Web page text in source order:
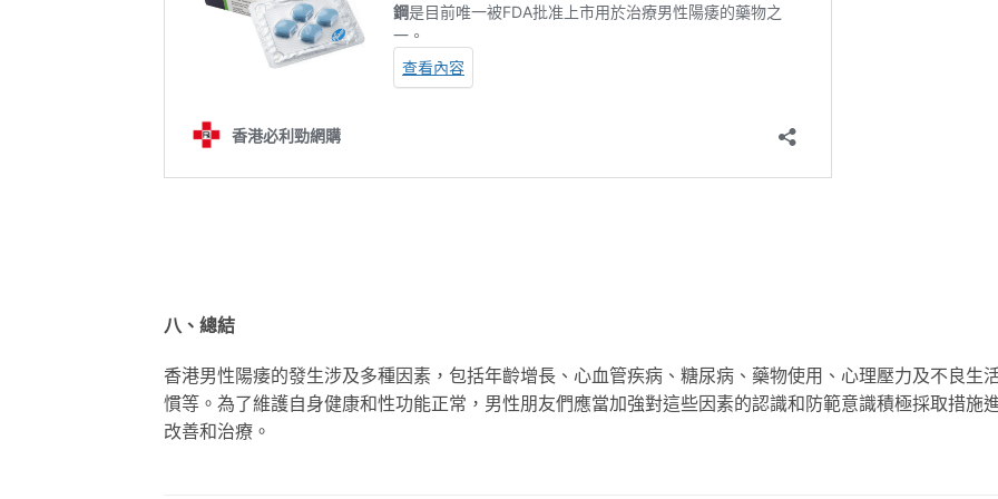
八、總結
香港男性陽痿的發生涉及多種因素，包括年齡增長、心血管疾病、糖尿病、藥物使用、心理壓力及不良生
慣等。為了維護自身健康和性功能正常，男性朋友們應當加強對這些因素的認識和防範意識積極採取措施
改善和治療。